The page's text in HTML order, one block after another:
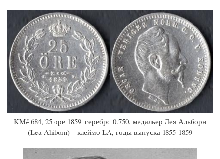
KM# 684, 25 оре 1859, серебро 0.750, медальер Лея Альборн
(Lea Ahiborn) – клеймо LA, годы выпуска 1855-1859